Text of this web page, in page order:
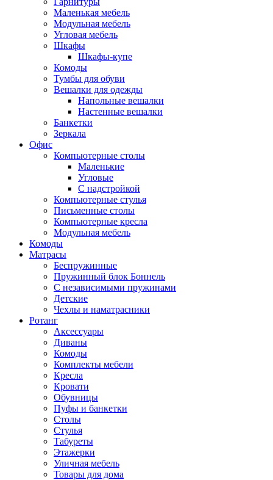
Маленькая мебель
Модульная мебель
Угловая мебель
Шкафы
Шкафы-купе
Комоды
Тумбы для обуви
Вешалки для одежды
Напольные вешалки
Настенные вешалки
Банкетки
Зеркала
Офис
Компьютерные столы
Маленькие
Угловые
С надстройкой
Компьютерные стулья
Письменные столы
Компьютерные кресла
Модульная мебель
Комоды
Матрасы
Беспружинные
Пружинный блок Боннель
С независимыми пружинами
Детские
Чехлы и наматрасники
Ротанг
Аксессуары
Диваны
Комоды
Комплекты мебели
Кресла
Кровати
Обувницы
Пуфы и банкетки
Столы
Стулья
Табуреты
Этажерки
Уличная мебель
Товары для дома